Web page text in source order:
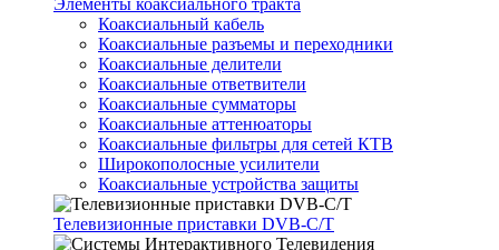
Элементы коаксиального тракта
Коаксиальный кабель
Коаксиальные разъемы и переходники
Коаксиальные делители
Коаксиальные ответвители
Коаксиальные сумматоры
Коаксиальные аттенюаторы
Коаксиальные фильтры для сетей КТВ
Широкополосные усилители
Коаксиальные устройства защиты
Телевизионные приставки DVB-C/T